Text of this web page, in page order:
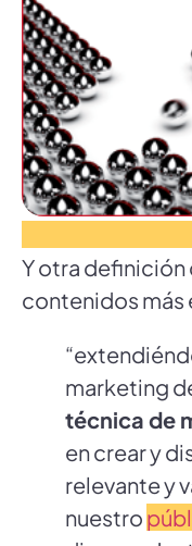
Y otra
contenidos más
marketing
técnica de
en crear y
relevante y
nuestro